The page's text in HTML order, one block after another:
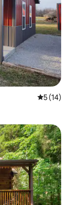
平均评分
5 (14)